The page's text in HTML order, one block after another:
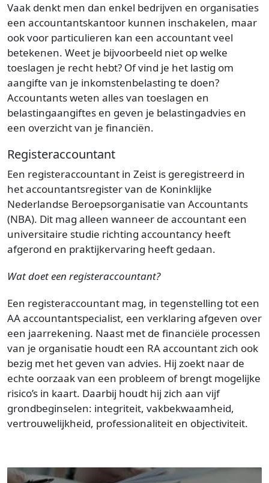
Vaak denkt men dan enkel bedrijven en organisaties
een accountantskantoor kunnen inschakelen, maar
ook voor particulieren kan een accountant veel
betekenen. Weet je bijvoorbeeld niet op welke
toeslagen je recht hebt? Of vind je het lastig om
aangifte van je inkomstenbelasting te doen?
Accountants weten alles van toeslagen en
belastingaangiftes en geven je belastingadvies en
een overzicht van je financiën.
Registeraccountant
Een registeraccountant in Zeist is geregistreerd in
het accountantsregister van de Koninklijke
Nederlandse Beroepsorganisatie van Accountants
(NBA). Dit mag alleen wanneer de accountant een
universitaire studie richting accountancy heeft
afgerond en praktijkervaring heeft gedaan.
Wat doet een registeraccountant?
Een registeraccountant mag, in tegenstelling tot een
AA accountantspecialist, een verklaring afgeven over
een jaarrekening. Naast met de financiële processen
van je organisatie houdt een RA accountant zich ook
bezig met het geven van advies. Hij zoekt naar de
echte oorzaak van een probleem of brengt mogelijke
risico’s in kaart. Daarbij houdt hij zich aan vijf
grondbeginselen: integriteit, vakbekwaamheid,
vertrouwelijkheid, professionaliteit en objectiviteit.